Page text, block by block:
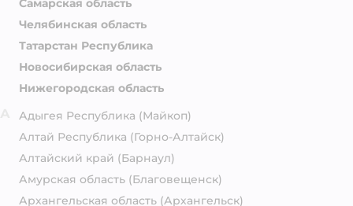
Самарская область
Челябинская область
Татарстан Республика
Новосибирская область
Нижегородская область
Адыгея Республика (Майкоп)
Алтай Республика (Горно-Алтайск)
Алтайский край (Барнаул)
Амурская область (Благовещенск)
Архангельская область (Архангельск)